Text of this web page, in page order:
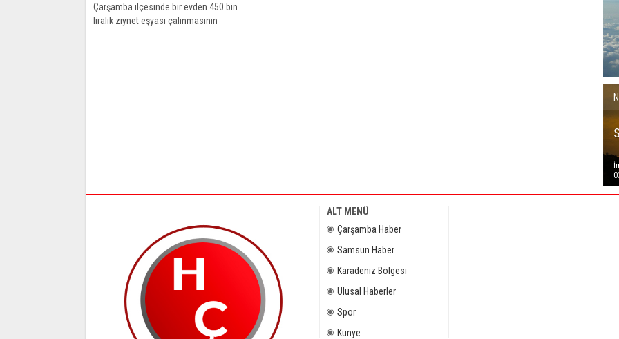
Çarşamba ilçesinde bir evden 450 bin
liralık ziynet eşyası çalınmasının
şüphelileri yakalandı. Olay 19 Mayıs...
ALT MENÜ
Çarşamba Haber
Samsun Haber
Karadeniz Bölgesi
Ulusal Haberler
Spor
Künye